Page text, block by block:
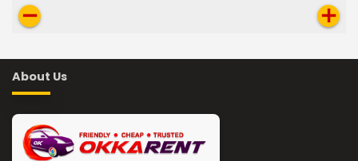
remove add
About Us